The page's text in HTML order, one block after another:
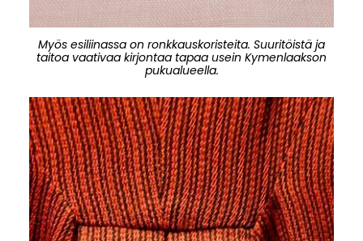
Myös esiliinassa on ronkkauskoristeita. Suuritöistä ja
taitoa vaativaa kirjontaa tapaa usein Kymenlaakson
pukualueella.